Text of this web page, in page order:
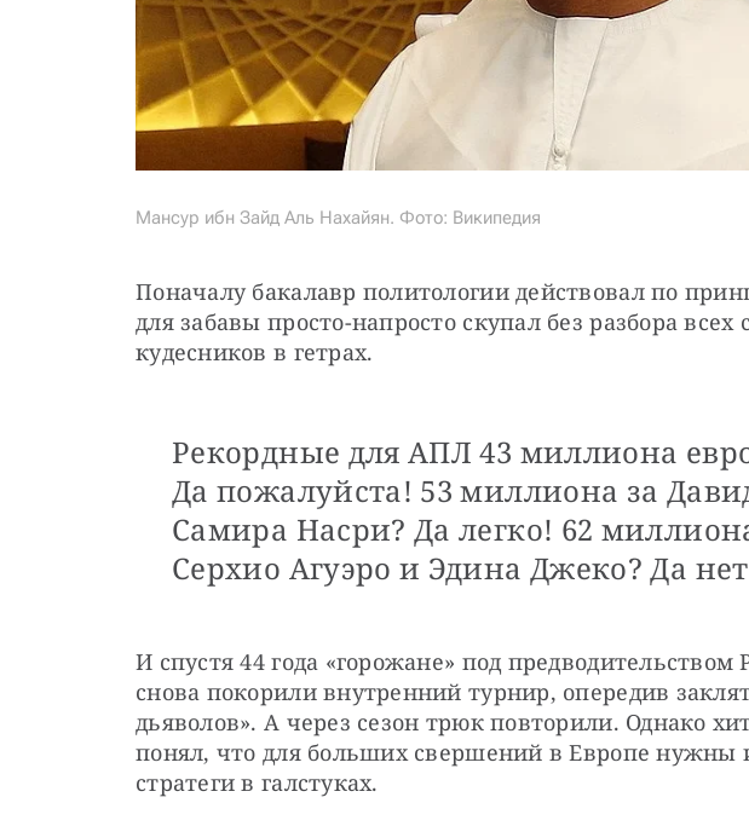
Мансур ибн Зайд Аль Нахайян. Фото: Википедия
Поначалу бакалавр политологии действовал по
для забавы просто-напросто скупал без разбора
кудесников в гетрах.
Рекордные для АПЛ 43 миллиона
Да пожалуйста! 53 миллиона за
Самира Насри? Да легко! 62
Серхио Агуэро и Эдина Джеко? Да
И спустя 44 года «горожане» под
снова покорили внутренний турнир, опередив
дьяволов». А через сезон трюк повторили. Однако
понял, что для больших свершений в Европе нужны
стратеги в галстуках.